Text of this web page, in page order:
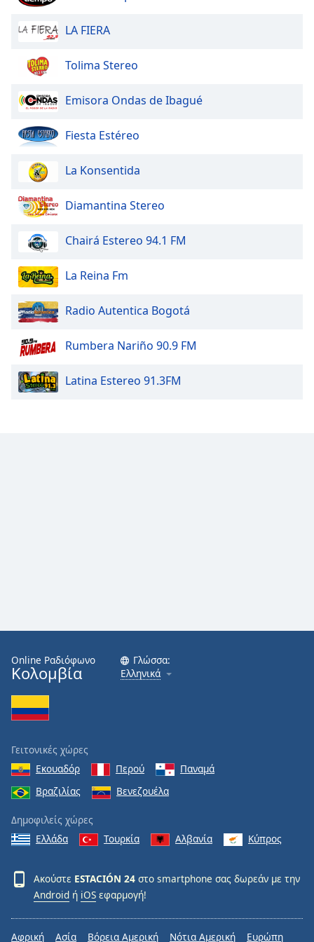
dialog
Escape
cancel
and
close
Color
Opacity
Text
Background
Color
Opacity
Caption
Family
Reset
Modal
Dialog
End
window.
LA FIERA
Tolima Stereo
Emisora Ondas de Ibagué
Fiesta Estéreo
La Konsentida
Diamantina Stereo
Chairá Estereo 94.1 FM
La Reina Fm
Radio Autentica Bogotá
Rumbera Nariño 90.9 FM
Latina Estereo 91.3FM
Online Ραδιόφωνο
Κολομβία
Γλώσσα:
Ελληνικά
Γειτονικές χώρες
Εκουαδόρ
Περού
Παναμά
Βραζιλίας
Βενεζουέλα
Δημοφιλείς χώρες
Ελλάδα
Τουρκία Αλβανία Κύπρος
Ακούστε ESTACIÓN 24 στο smartphone σας δωρεάν με την
Android ή iOS εφαρμογή!
Αφρική Ασία Βόρεια Αμερική Νότια Αμερική Ευρώπη